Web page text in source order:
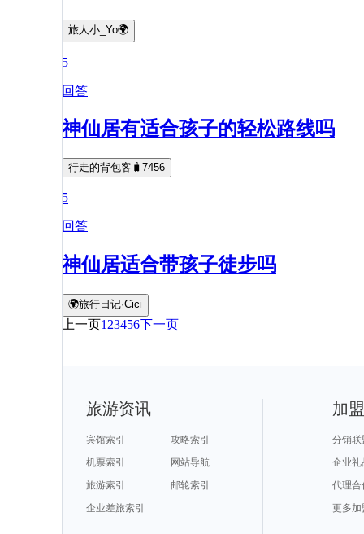
旅人小_Yo🌍
5
回答
神仙居有适合孩子的轻松路线吗
行走的背包客🧳7456
5
回答
神仙居适合带孩子徒步吗
🌍旅行日记·Cici
上一页1 23456下一页
旅游资讯
宾馆索引
攻略索引
机票索引
网站导航
旅游索引
邮轮索引
企业差旅索引
加
分销联
企业礼
代理合
更多加